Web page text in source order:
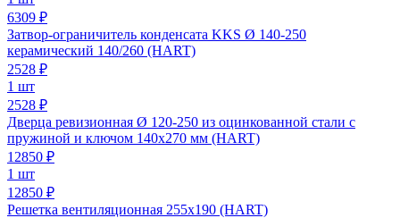
6309 ₽
Затвор-ограничитель конденсата KKS Ø 140-250
керамический 140/260 (HART)
2528 ₽
1 шт
2528 ₽
Дверца ревизионная Ø 120-250 из оцинкованной стали с
пружиной и ключом 140х270 мм (HART)
12850 ₽
1 шт
12850 ₽
Решетка вентиляционная 255х190 (HART)